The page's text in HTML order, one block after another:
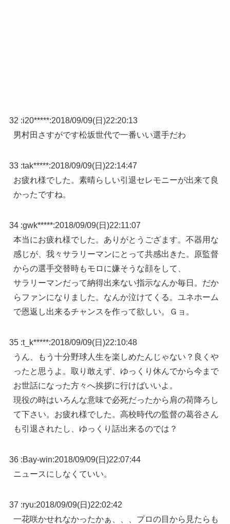
32 :i20*****:2018/09/09(日)22:20:13
男村田さすがです松坂世代で一番いい選手だわ
33 :tak*****:2018/09/09(日)22:14:47
お疲れ様でした。素晴らしい引退セレモニーが出来て良
かったですね。
34 :gwk*****:2018/09/09(日)22:11:07
本当にお疲れ様でした。ありがとうござます。不器用な
感じが、我々サラリーマンにとって共感出きた。原監督
からの選手交替時もモロに嫌そうな顔をして、
サラリーマンだって納得出来ない指示なんか毎日。だか
らファンになりました。なんか泣けてくる。ユネホーム
で恩返し出来るチャンスを作って欲しい。Ｇョ。
35 :t_k*****:2018/09/09(日)22:10:48
うん、もう十分野球人生を楽しめたんじゃない？良くや
ったと思うよ。取り敢えず、ゆっくり休んでから今まで
お世話になった方々へ挨拶に行けばいいよ。
現役の時はいろんな意味で必死だったから肩の荷降ろし
て下さい。お疲れ様でした。高校時代の監督の葛谷さん
も引退されたし、ゆっくり話出来るのでは？
36 :Bay-win:2018/09/09(日)22:07:44
ニュースにしなくていい。
37 :ryu:2018/09/09(日)22:02:42
一花咲かせれなかったかぁ、、、プロの目から見たらも